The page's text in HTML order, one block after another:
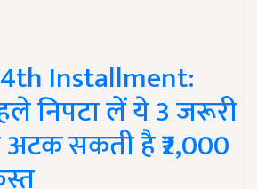
Installment:
निपटा लें ये 3 जरूरी
अटक सकती है ₹2,000